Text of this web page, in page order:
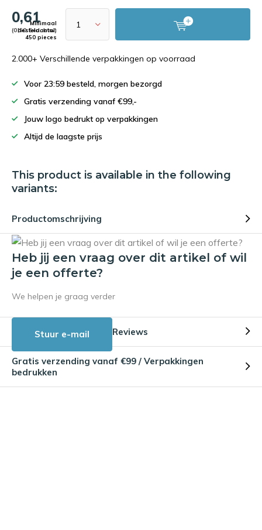
0,61
(0,50 Excl. btw)
Minimaal
bestelaantal:
450 pieces
2.000+ Verschillende verpakkingen op voorraad
Voor 23:59 besteld, morgen bezorgd
Gratis verzending vanaf €99,-
Jouw logo bedrukt op verpakkingen
Altijd de laagste prijs
This product is available in the following
variants:
Productomschrijving
Heb jij een vraag over dit artikel of wil
je een offerte?
We helpen je graag verder
Stuur e-mail Reviews
Gratis verzending vanaf €99 / Verpakkingen
bedrukken